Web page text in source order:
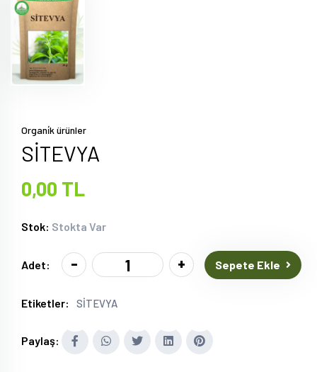
Organi̇k ürünler
SİTEVYA
0,00 TL
Stok: Stokta Var
Adet: - + Sepete Ekle
Etiketler: SİTEVYA
Paylaş: